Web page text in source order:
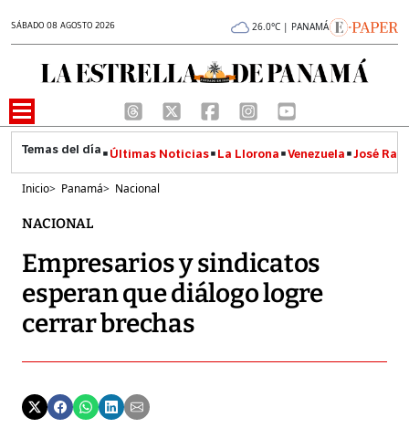
SÁBADO 08 AGOSTO 2026 26.0°C | PANAMÁ
Últimas Noticias La Llorona Venezuela José
Inicio> Panamá> Nacional
NACIONAL
Empresarios y sindicatos
esperan que diálogo logre
cerrar brechas